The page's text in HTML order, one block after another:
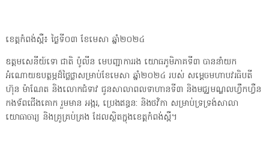
ខេត្តកំពង់ស្ពឺ៖ ថ្ងៃទី០៣ ខែមេសា ឆ្នាំ២០២៤
ឧត្តមសេនីយ៍ទោ ជាតិ ប៉ូលីន មេបញ្ជាការរង យោធភូមិភាគទី៣ បាននាំយក
អំណោយឧបត្ថម្ភដ៏ថ្លៃថ្លាសម្រាប់ខែមេសា ឆ្នាំ២០២៤ របស់ សម្តេចមហាបវរធិបតី
ហ៊ុន ម៉ាណែត និងលោកជំទាវ ជូនសាលាពលទាហានទី៣ និងមជ្ឈមណ្ឌលហ្វឹកហ្វឺន
កងទ័ពជើងគោក រួមមាន អង្ករ, ប្រេងឥន្ធន: និងថវិកា សម្រាប់ទ្រទ្រង់សាលា
យោធាចារ្យ និងគ្រូគ្រប់គ្រង ដែលស្ថិតក្នុងខេត្តកំពង់ស្ពឺ។